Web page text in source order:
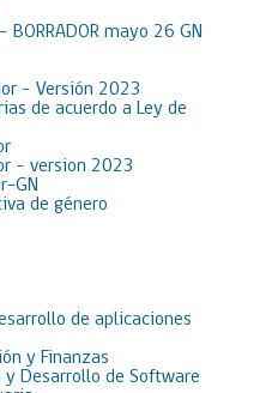
mayo 26 GN
– Versión 2023
de acuerdo a Ley de
– version 2023
GN
de género
de aplicaciones
y Finanzas
Desarrollo de Software